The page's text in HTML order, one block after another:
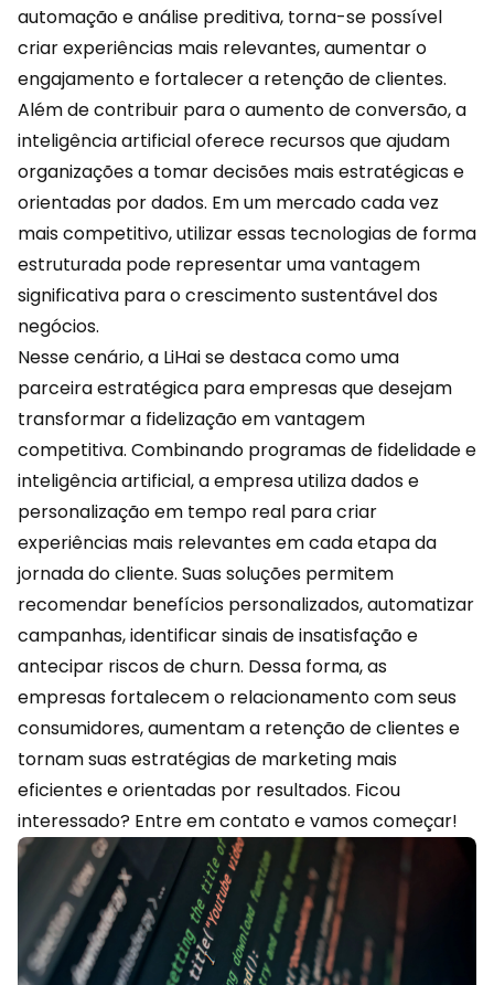
automação e análise preditiva, torna-se possível
criar experiências mais relevantes, aumentar o
engajamento e fortalecer a retenção de clientes.
Além de contribuir para o aumento de conversão, a
inteligência artificial oferece recursos que ajudam
organizações a tomar decisões mais estratégicas e
orientadas por dados. Em um mercado cada vez
mais competitivo, utilizar essas tecnologias de forma
estruturada pode representar uma vantagem
significativa para o crescimento sustentável dos
negócios.
Nesse cenário, a LiHaise destaca como uma
parceira estratégica para empresas que desejam
transformar a fidelização em vantagem
competitiva. Combinando programas de fidelidade e
inteligência artificial, a empresa utiliza dados e
personalização em tempo real para criar
experiências mais relevantes em cada etapa da
jornada do cliente. Suas soluções permitem
recomendar benefícios personalizados, automatizar
campanhas, identificar sinais de insatisfação e
antecipar riscos de churn. Dessa forma, as
empresas fortalecem o relacionamento com seus
consumidores, aumentam a retenção de clientes e
tornam suas estratégias de marketing mais
eficientes e orientadas por resultados. Ficou
interessado? Entre em contatoe vamos começar!